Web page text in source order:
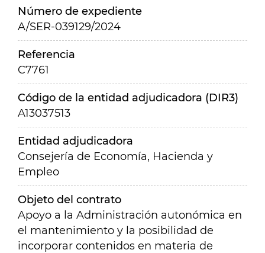
Número de expediente
A/SER-039129/2024
Referencia
C7761
Código de la entidad adjudicadora (DIR3)
A13037513
Entidad adjudicadora
Consejería de Economía, Hacienda y
Empleo
Objeto del contrato
Apoyo a la Administración autonómica en
el mantenimiento y la posibilidad de
incorporar contenidos en materia de